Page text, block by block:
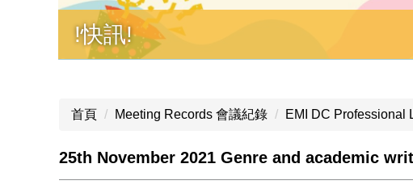
!快訊!
首頁 Meeting Records 會議紀錄 EMI DC Professional
25th November 2021 Genre and academic